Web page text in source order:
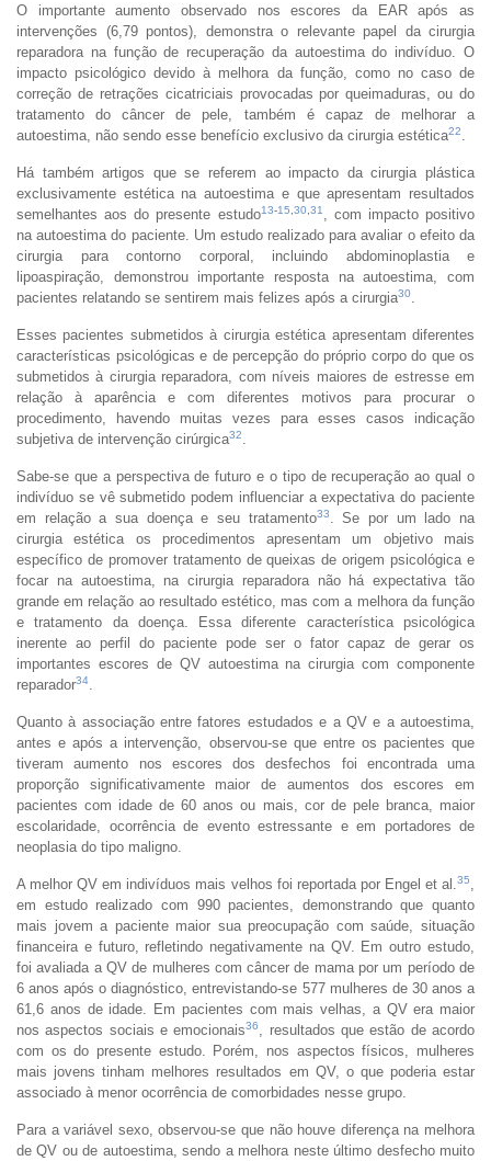
O importante aumento observado nos escores da EAR após as
intervenções (6,79 pontos), demonstra o relevante papel da cirurgia
reparadora na função de recuperação da autoestima do indivíduo. O
impacto psicológico devido à melhora da função, como no caso de
correção de retrações cicatriciais provocadas por queimaduras, ou do
tratamento do câncer de pele, também é capaz de melhorar a
autoestima, não sendo esse benefício exclusivo da cirurgia estética22
Há também artigos que se referem ao impacto da cirurgia plástica
exclusivamente estética na autoestima e que apresentam resultados
semelhantes aos do presente estudo13-15 30 31
, com impacto positivo
na autoestima do paciente. Um estudo realizado para avaliar o efeito da
cirurgia para contorno corporal, incluindo abdominoplastia e
lipoaspiração, demonstrou importante resposta na autoestima, com
pacientes relatando se sentirem mais felizes após a cirurgia30
Esses pacientes submetidos à cirurgia estética apresentam diferentes
características psicológicas e de percepção do próprio corpo do que os
submetidos à cirurgia reparadora, com níveis maiores de estresse em
relação à aparência e com diferentes motivos para procurar o
procedimento, havendo muitas vezes para esses casos indicação
subjetiva de intervenção cirúrgica32
Sabe-se que a perspectiva de futuro e o tipo de recuperação ao qual o
indivíduo se vê submetido podem influenciar a expectativa do paciente
em relação a sua doença e seu tratamento33
. Se por um lado na
cirurgia estética os procedimentos apresentam um objetivo mais
específico de promover tratamento de queixas de origem psicológica e
focar na autoestima, na cirurgia reparadora não há expectativa tão
grande em relação ao resultado estético, mas com a melhora da função
e tratamento da doença. Essa diferente característica psicológica
inerente ao perfil do paciente pode ser o fator capaz de gerar os
importantes escores de QV autoestima na cirurgia com componente
reparador34
Quanto à associação entre fatores estudados e a QV e a autoestima,
antes e após a intervenção, observou-se que entre os pacientes que
tiveram aumento nos escores dos desfechos foi encontrada uma
proporção significativamente maior de aumentos dos escores em
pacientes com idade de 60 anos ou mais, cor de pele branca, maior
escolaridade, ocorrência de evento estressante e em portadores de
neoplasia do tipo maligno.
A melhor QV em indivíduos mais velhos foi reportada por Engel et al. 35
em estudo realizado com 990 pacientes, demonstrando que quanto
mais jovem a paciente maior sua preocupação com saúde, situação
financeira e futuro, refletindo negativamente na QV. Em outro estudo,
foi avaliada a QV de mulheres com câncer de mama por um período de
6 anos após o diagnóstico, entrevistando-se 577 mulheres de 30 anos a
61,6 anos de idade. Em pacientes com mais velhas, a QV era maior
nos aspectos sociais e emocionais36
, resultados que estão de acordo
com os do presente estudo. Porém, nos aspectos físicos, mulheres
mais jovens tinham melhores resultados em QV, o que poderia estar
associado à menor ocorrência de comorbidades nesse grupo.
Para a variável sexo, observou-se que não houve diferença na melhora
de QV ou de autoestima, sendo a melhora neste último desfecho muito